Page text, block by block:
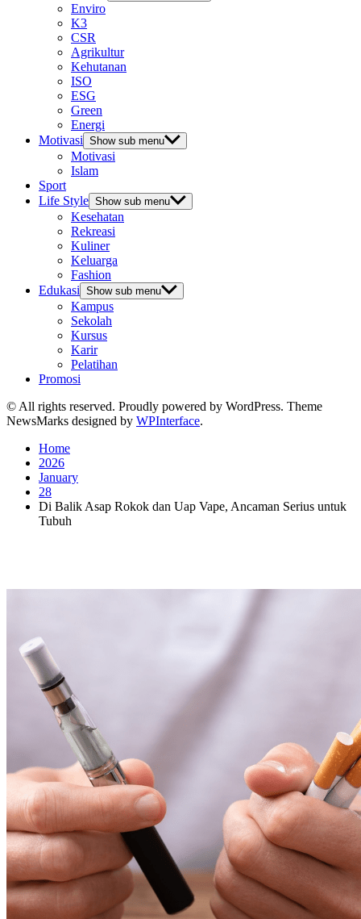
Enviro
K3
CSR
Agrikultur
Kehutanan
ISO
ESG
Green
Energi
Motivasi Show sub menu
Motivasi
Islam
Sport
Life Style Show sub menu
Kesehatan
Rekreasi
Kuliner
Keluarga
Fashion
Edukasi Show sub menu
Kampus
Sekolah
Kursus
Karir
Pelatihan
Promosi
© All rights reserved. Proudly powered by WordPress. Theme
NewsMarks designed by WPInterface.
Home
2026
January
28
Di Balik Asap Rokok dan Uap Vape, Ancaman Serius untuk
Tubuh